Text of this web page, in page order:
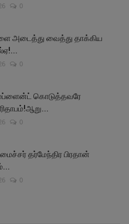
0
அடைத்து வைத்து தாக்கிய
0
கொடுத்தவரே
0
தர்மேந்திர பிரதான்
0